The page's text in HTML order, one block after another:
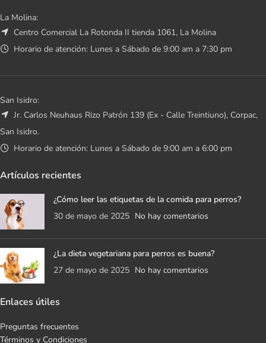
La Molina:
Centro Comercial La Rotonda II tienda 1061, La Molina
Horario de atención: Lunes a Sábado de 9:00 am a 7:30 pm
San Isidro:
Jr. Carlos Neuhaus Rizo Patrón 139 (Ex - Calle Treintiuno), Corpac,
San Isidro.
Horario de atención: Lunes a Sábado de 9:00 am a 6:00 pm
Artículos recientes
¿Cómo leer las etiquetas de la comida para perros?
30 de mayo de 2025 No hay comentarios
¿La dieta vegetariana para perros es buena?
27 de mayo de 2025 No hay comentarios
Enlaces útiles
Preguntas frecuentes
Términos y Condiciones